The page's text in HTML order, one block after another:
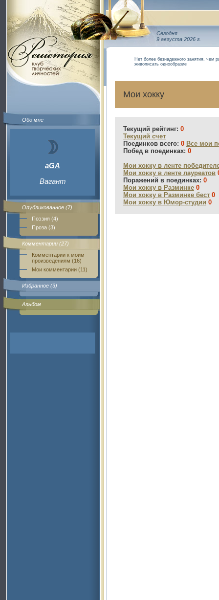
Обо мне
aGA
Вагант
Опубликованное (7)
Поэзия (4)
Проза (3)
Комментарии (27)
Комментарии к моим
произведениям (16)
Мои комментарии (11)
Избранное (3)
Альбом
Сегодня
9 августа 2026 г.
Нет более безнадежного занятия, чем
живописать однообразие
Мои хокку
Текущий рейтинг: 0
Текущий счет
Поединков всего: 0 Все мои
Побед в поединках: 0
Мои хокку в ленте
Мои хокку в ленте лауреатов
Поражений в поединках: 0
Мои хокку в Разминке 0
Мои хокку в Разминке бест 0
Мои хокку в Юмор-студии 0